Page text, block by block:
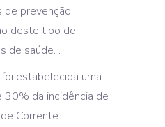
de prevenção,
deste tipo de
de saúde.”.
estabelecida uma
da incidência de
Corrente